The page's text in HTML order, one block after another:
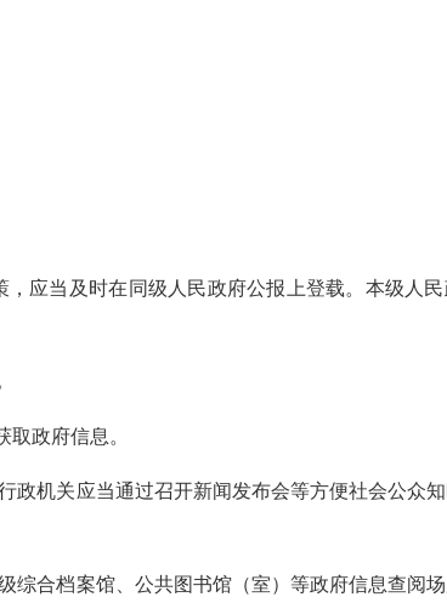
应当及时在同级人民政府公报上登载。本级人
政府信息。
机关应当通过召开新闻发布会等方便社会公众
合档案馆、公共图书馆（室）等政府信息查阅